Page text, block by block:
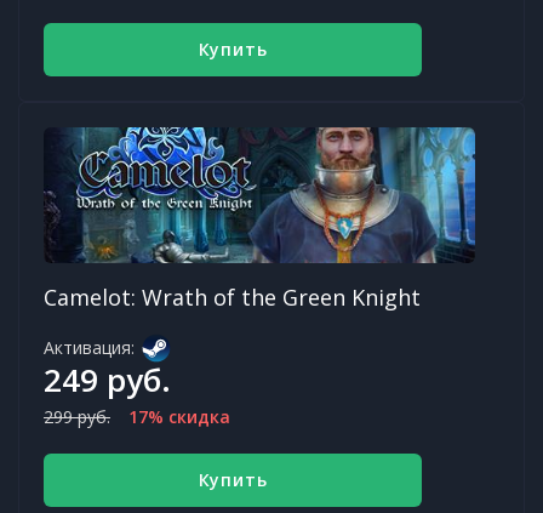
Купить
Camelot: Wrath of the Green Knight
Активация:
249 руб.
299 руб. 17% скидка
Купить